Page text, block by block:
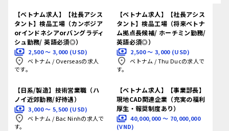
【ベトナム求人】【社長アシス
タント】検品工場（カンボジア
orインドネシアorバングラディ
シュ勤務/ 英語必須◎）
2,500 〜 3,000 (USD)
ベトナム / Overseasの求人
です。
【ベトナム求人】【社長アシス
タント】検品工場（将来ベトナ
ム拠点長候補/ ホーチミン勤務/
英語必須◎）
2,500 〜 3,000 (USD)
ベトナム /Thu Ducの求人で
す。
【日系/製造】技術営業職（ハ
ノイ近郊勤務/好待遇）
3,000 〜 5,500 (USD)
ベトナム /Bac Ninhの求人で
す。
【ベトナム求人】【事業部長】
現地CAD関連企業（充実の福利
厚生・報奨制度あり）
40,000,000 〜 70,000,000
(VND)